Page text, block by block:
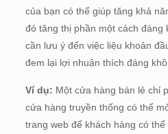
của bạn có thể giúp tăng khả
đó tăng thị phần một cách đáng
cần lưu ý đến việc liệu khoản
đem lại lợi nhuận thích đáng
Ví dụ: Một cửa hàng bán lẻ chỉ
cửa hàng truyền thống có thể
trang web để khách hàng có thể